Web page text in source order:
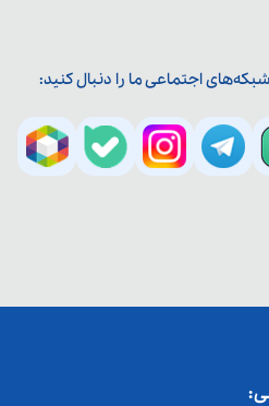
اجتماعی ما را دنبال کنید: